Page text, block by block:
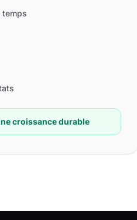
temps
croissance durable